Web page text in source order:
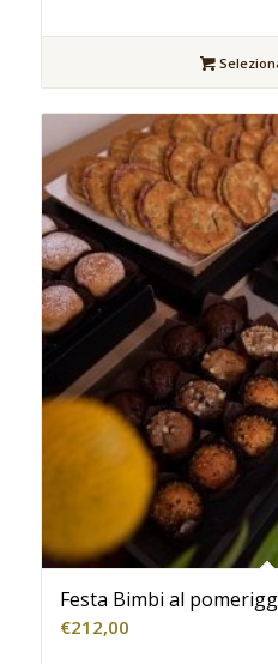
Festa Bimbi al
€212,00